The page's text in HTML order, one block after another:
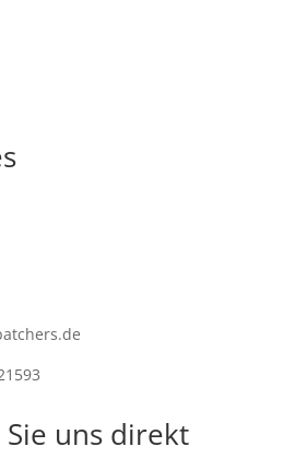
uns direkt